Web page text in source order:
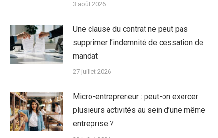
3 août 2026
Une clause du contrat ne peut pas
supprimer l’indemnité de cessation de
mandat
27 juillet 2026
Micro-entrepreneur : peut-on exercer
plusieurs activités au sein d’une même
entreprise ?